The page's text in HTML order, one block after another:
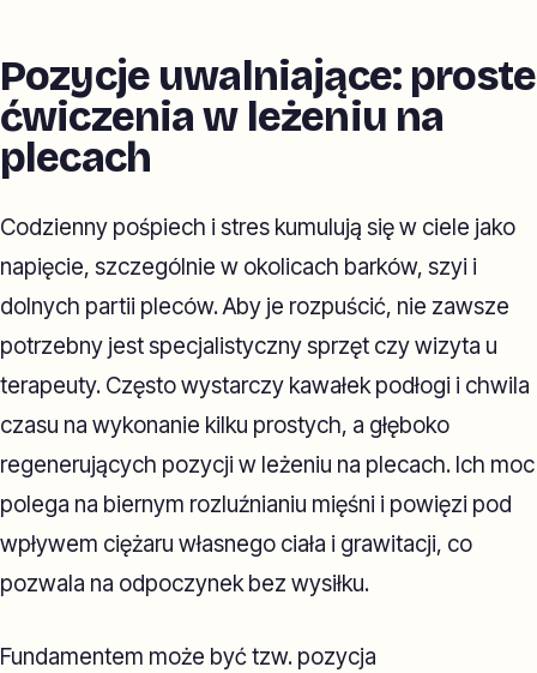
Pozycje uwalniające: proste
ćwiczenia w leżeniu na
plecach
Codzienny pośpiech i stres kumulują się w ciele jako
napięcie, szczególnie w okolicach barków, szyi i
dolnych partii pleców. Aby je rozpuścić, nie zawsze
potrzebny jest specjalistyczny sprzęt czy wizyta u
terapeuty. Często wystarczy kawałek podłogi i chwila
czasu na wykonanie kilku prostych, a głęboko
regenerujących pozycji w leżeniu na plecach. Ich moc
polega na biernym rozluźnianiu mięśni i powięzi pod
wpływem ciężaru własnego ciała i grawitacji, co
pozwala na odpoczynek bez wysiłku.
Fundamentem może być tzw. pozycja